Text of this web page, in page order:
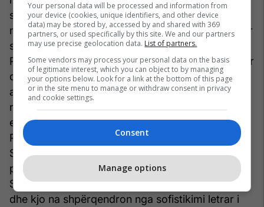
shenjon perëndinë e Dhiatës së Vjetër që ngryset
mbi Sodomën e sotme dhe është po aq e papritur
sikur te poezia “Kënga e dashurisë së J. Alfred
Prufrock” e T. S. Eliotit “kur mbrëmja t’shtrihet për
qielli/si pacient gati për operim mbi tavolinë”, po
ashtu i detyrohet diçka edhe për­shkrimit të detit
nga Stefan Dedalusi si “jeshil qurrash”, në
episodin e parë tëUliksit. Por, përderisa
Prufrocku ka pretendime të larta kulturore dhe
Stefani me vetëdije shtrem­bëron epitetin e
pëlqyer të Homerit për detin, “verë -errët”, John
Selfi duket, thjesht, sikur zemërim i një nxënësi
dhe kjo na shpërqendron nga sofistikimi letrar i
Your personal data will be processed and information from
your device (cookies, unique identifiers, and other device
data) may be stored by, accessed by and shared with 369
partners, or used specifically by this site. We and our partners
may use precise geolocation data. List of partners.
Some vendors may process your personal data on the basis
of legitimate interest, which you can object to by managing
your options below. Look for a link at the bottom of this page
or in the site menu to manage or withdraw consent in privacy
and cookie settings.
Consent
Manage options